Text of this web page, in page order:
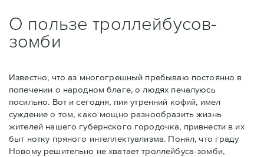
О пользе троллейбусов-
зомби
Известно, что аз многогрешный пребываю постоянно в
попечении о народном благе, о людях печалуюсь
посильно. Вот и сегодня, пия утренний кофий, имел
суждение о том, како мощно разнообразить жизнь
жителей нашего губернского городочка, привнести в их
быт нотку пряного интеллектуализма. Понял, что граду
Новому решительно не хватает троллейбуса-зомби,